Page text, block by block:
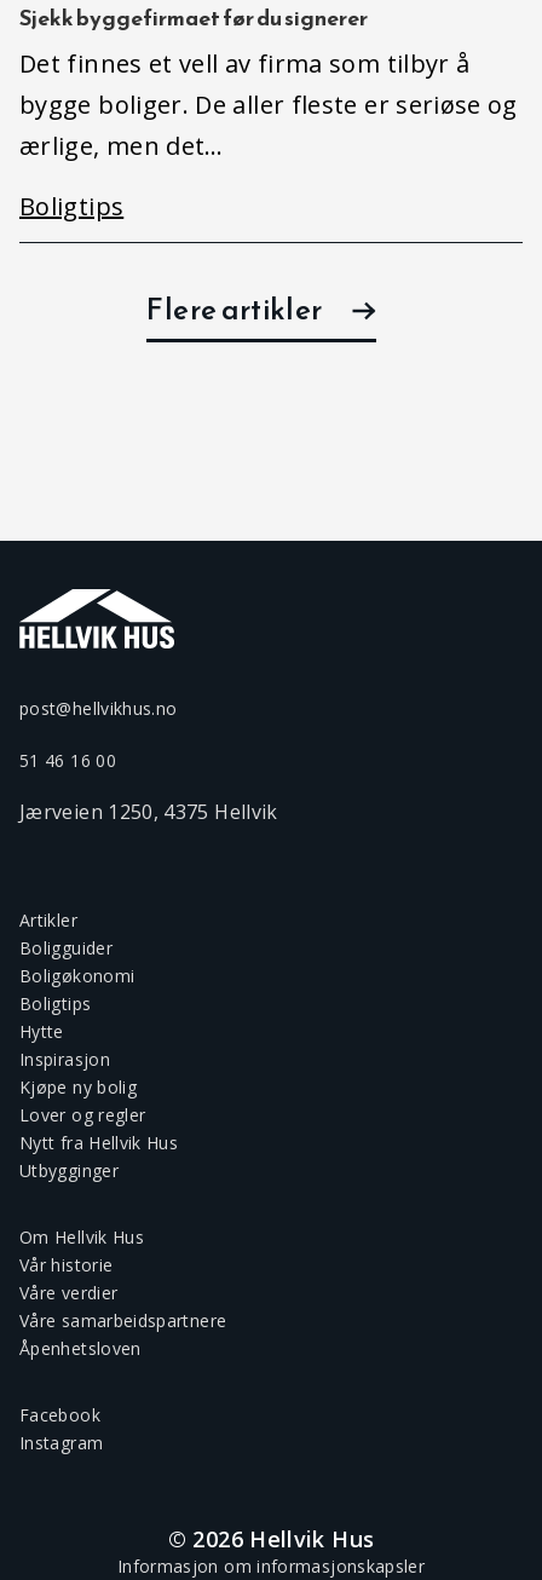
Sjekk byggefirmaet før du signerer
Det finnes et vell av firma som tilbyr å
bygge boliger. De aller fleste er seriøse og
ærlige, men det…
Boligtips
Flere artikler
post@hellvikhus.no
51 46 16 00
Jærveien 1250, 4375 Hellvik
Artikler
Boligguider
Boligøkonomi
Boligtips
Hytte
Inspirasjon
Kjøpe ny bolig
Lover og regler
Nytt fra Hellvik Hus
Utbygginger
Om Hellvik Hus
Vår historie
Våre verdier
Våre samarbeidspartnere
Åpenhetsloven
Facebook
Instagram
© 2026 Hellvik Hus
Informasjon om informasjonskapsler